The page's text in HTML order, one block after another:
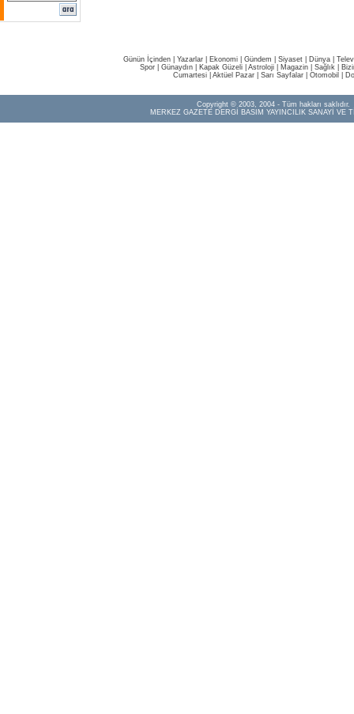
Günün İçinden Yazarlar Ekonomi Gündem Siyaset Dünya |
Spor
Günaydın Kapak Güzeli Astroloji Magazin Sağlık
Cumartesi| Aktüel Pazar| Sarı Sayfalar| Otomobil
Copyright © 2003, 2004 - Tüm hakları saklıdır.
MERKEZ GAZETE DERGİ BASIM YAYINCILIK SANAYİ VE